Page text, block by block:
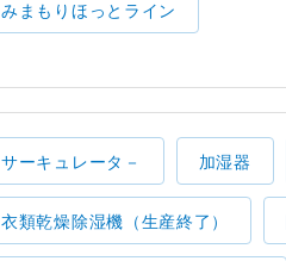
みまもりほっとライン
サーキュレータ－ 加湿器
衣類乾燥除湿機（生産終了）